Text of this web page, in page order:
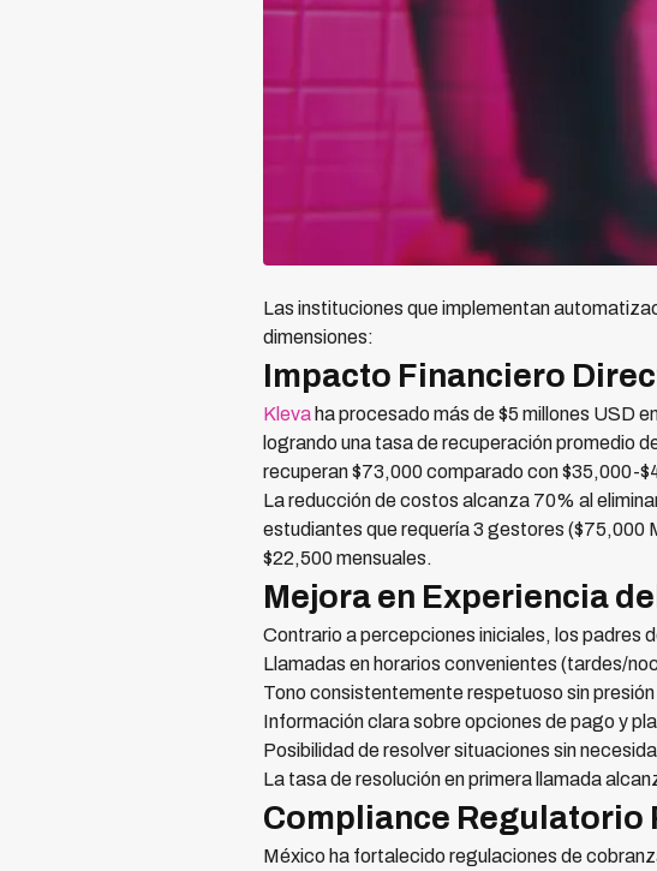
Las instituciones que implementan
dimensiones:
Impacto Financiero
Kleva ha procesado más de $5 millones USD
logrando una tasa de recuperación promedio
recuperan $73,000 comparado con $35,000-
La reducción de costos alcanza 70% al
estudiantes que requería 3 gestores ($75,000
$22,500 mensuales.
Mejora en Experiencia
Contrario a percepciones iniciales, los padres
Llamadas en horarios convenientes (tardes/
Tono consistentemente respetuoso sin
Información clara sobre opciones de pago y
Posibilidad de resolver situaciones sin
La tasa de resolución en primera llamada
Compliance Regulatorio
México ha fortalecido regulaciones de